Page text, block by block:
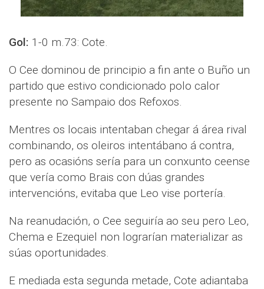
Gol: 1-0 m.73: Cote.
O Cee dominou de principio a fin ante o Buño un
partido que estivo condicionado polo calor
presente no Sampaio dos Refoxos.
Mentres os locais intentaban chegar á área rival
combinando, os oleiros intentábano á contra,
pero as ocasións sería para un conxunto ceense
que vería como Brais con dúas grandes
intervencións, evitaba que Leo vise portería.
Na reanudación, o Cee seguiría ao seu pero Leo,
Chema e Ezequiel non lograrían materializar as
súas oportunidades.
E mediada esta segunda metade, Cote adiantaba